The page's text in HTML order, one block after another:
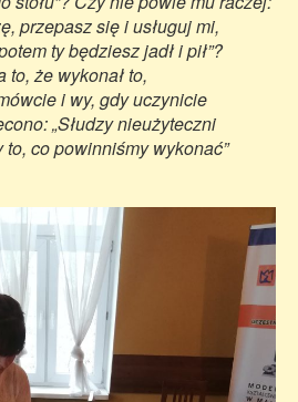
przepasz się i usługuj mi,
ty będziesz jadł i pił”?
to, że wykonał to,
i wy, gdy uczynicie
„Słudzy nieużyteczni
co powinniśmy wykonać”